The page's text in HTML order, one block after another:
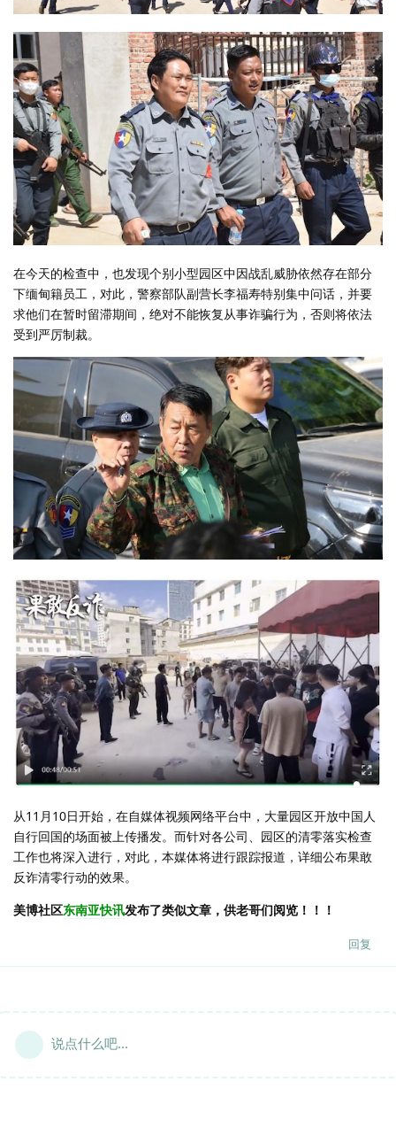
在今天的检查中，也发现个别小型园区中因战乱威胁依然存在部分
下缅甸籍员工，对此，警察部队副营长李福寿特别集中问话，并要
求他们在暂时留滞期间，绝对不能恢复从事诈骗行为，否则将依法
受到严厉制裁。
从11月10日开始，在自媒体视频网络平台中，大量园区开放中国人
自行回国的场面被上传播发。而针对各公司、园区的清零落实检查
工作也将深入进行，对此，本媒体将进行跟踪报道，详细公布果敢
反诈清零行动的效果。
美博社区东南亚快讯发布了类似文章，供老哥们阅览！！！
回复
说点什么吧...